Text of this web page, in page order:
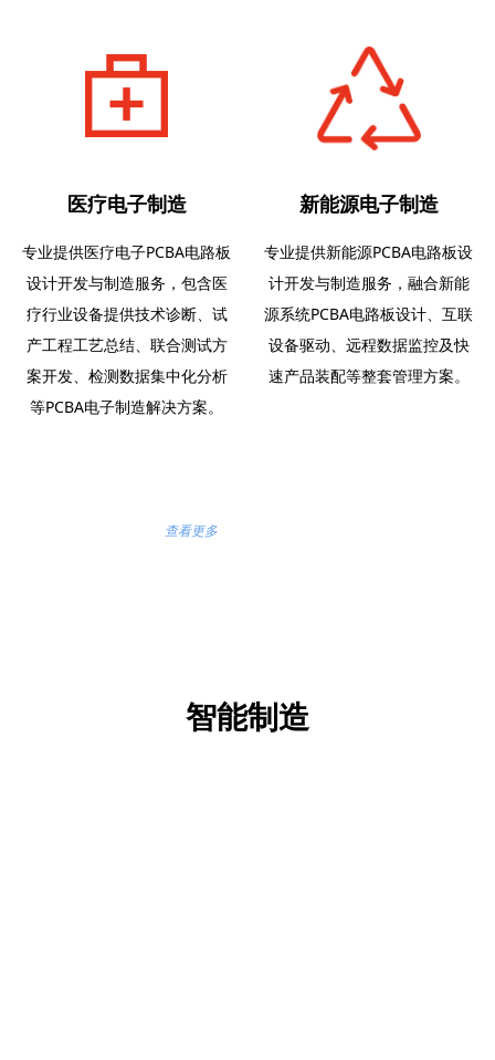
医疗电子制造
专业提供医疗电子PCBA电路板
设计开发与制造服务，包含医
疗行业设备提供技术诊断、试
产工程工艺总结、联合测试方
案开发、检测数据集中化分析
等PCBA电子制造解决方案。
新能源电子制造
专业提供新能源PCBA电路板设
计开发与制造服务，融合新能
源系统PCBA电路板设计、互联
设备驱动、远程数据监控及快
速产品装配等整套管理方案。
查看更多
智能制造